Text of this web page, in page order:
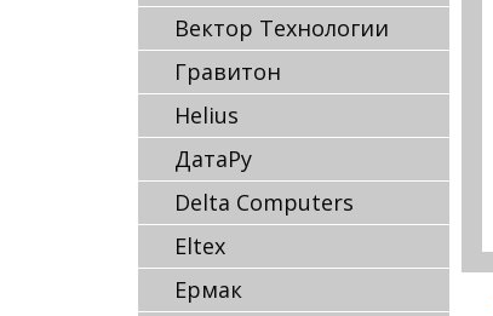
Вектор Технологии
Гравитон
Helius
ДатаРу
Delta Computers
Eltex
Ермак